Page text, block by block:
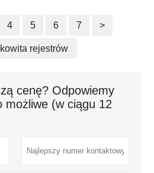
4 5 6 7 >
rejestrów
cenę? Odpowiemy
możliwe (w ciągu 12